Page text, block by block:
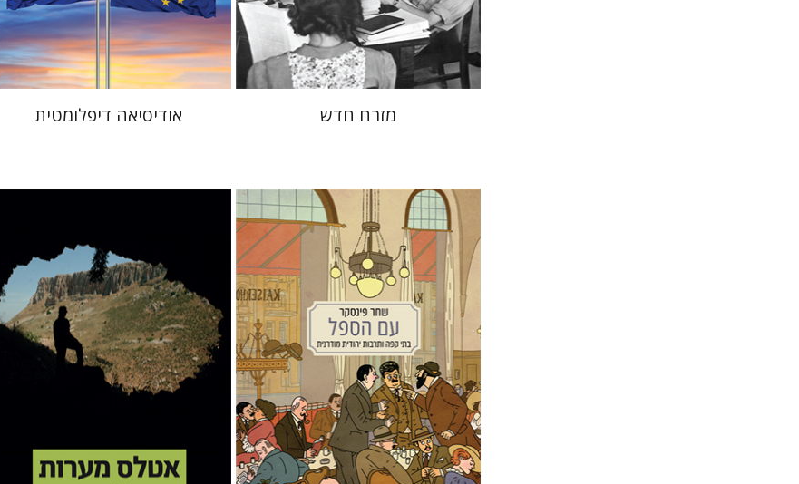
הנחת אתר ספר מודפס
$42
$38
מזרח חדש
הנחת אתר ספר מודפס
$42
$38
אודיסיאה דיפלומטית
שחר פינסקר
מתן קמינר
הנחת אתר ספר מודפס
עמוס פרומקין ינון שבטיאל
הנחת אתר ספר מודפס